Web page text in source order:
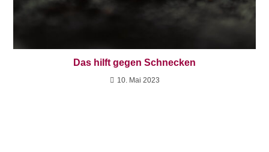
Das hilft gegen Schnecken
10. Mai 2023